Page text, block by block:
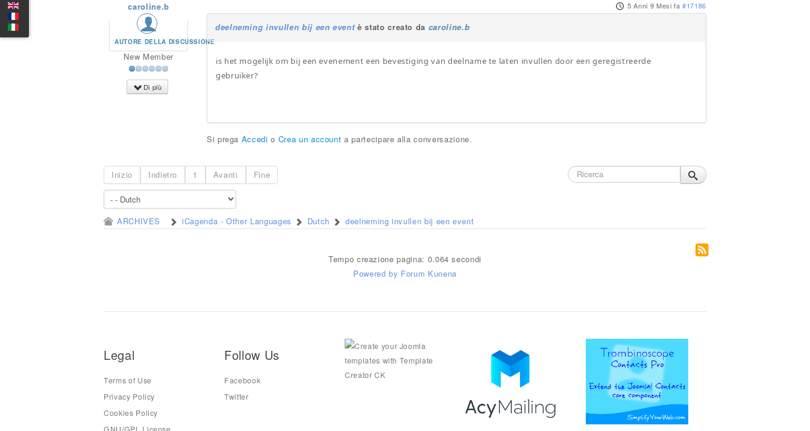
caroline.b
AUTORE DELLA DISCUSSIONE
New Member
Di più
5 Anni 9 Mesi fa #17186
deelneming invullen bij een eventè stato creato da caroline.b
is het mogelijk om bij een evenement een bevestiging van deelname te laten invullen door een geregistreerde
gebruiker?
Si prega Accedi o Crea un account a partecipare alla conversazione.
Inizio Indietro 1 Avanti Fine
ARCHIVES iCagenda - Other Languages Dutch deelneming invullen bij een event
Tempo creazione pagina: 0.064 secondi
Powered by Forum Kunena
Legal
Terms of Use
Privacy Policy
Cookies Policy
Follow Us
Facebook
Twitter